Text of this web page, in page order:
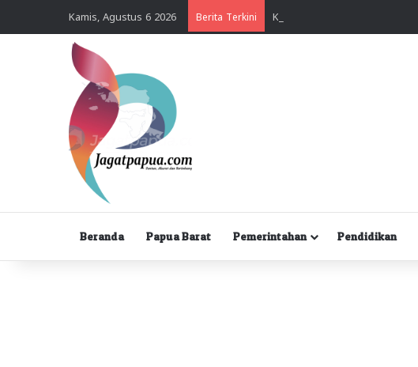
Kamis, Agustus 6 2026 Berita Terkini
Beranda Papua Barat Pemerintahan Pendidikan